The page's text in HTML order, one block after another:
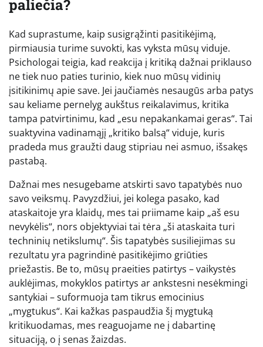
paliečia?
Kad suprastume, kaip susigrąžinti pasitikėjimą,
pirmiausia turime suvokti, kas vyksta mūsų viduje.
Psichologai teigia, kad reakcija į kritiką dažnai priklauso
ne tiek nuo paties turinio, kiek nuo mūsų vidinių
įsitikinimų apie save. Jei jaučiamės nesaugūs arba patys
sau keliame pernelyg aukštus reikalavimus, kritika
tampa patvirtinimu, kad „esu nepakankamai geras“. Tai
suaktyvina vadinamąjį „kritiko balsą“ viduje, kuris
pradeda mus graužti daug stipriau nei asmuo, išsakęs
pastabą.
Dažnai mes nesugebame atskirti savo tapatybės nuo
savo veiksmų. Pavyzdžiui, jei kolega pasako, kad
ataskaitoje yra klaidų, mes tai priimame kaip „aš esu
nevykėlis“, nors objektyviai tai tėra „ši ataskaita turi
techninių netikslumų“. Šis tapatybės susiliejimas su
rezultatu yra pagrindinė pasitikėjimo griūties
priežastis. Be to, mūsų praeities patirtys – vaikystės
auklėjimas, mokyklos patirtys ar ankstesni nesėkmingi
santykiai – suformuoja tam tikrus emocinius
„mygtukus“. Kai kažkas paspaudžia šį mygtuką
kritikuodamas, mes reaguojame ne į dabartinę
situaciją, o į senas žaizdas.